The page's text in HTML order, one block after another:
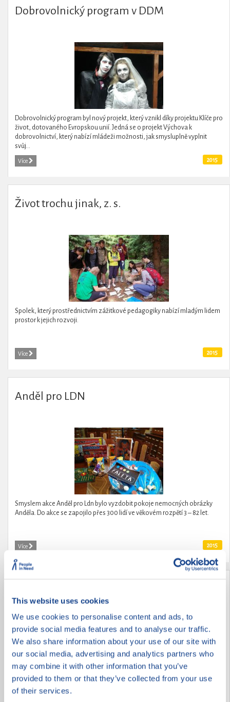
This website uses cookies
We use cookies to personalise content and ads, to
provide social media features and to analyse our traffic.
We also share information about your use of our site with
our social media, advertising and analytics partners who
may combine it with other information that you’ve
provided to them or that they’ve collected from your use
of their services.
Dobrovolnický program v DDM
Dobrovolnický program byl nový projekt, který vznikl díky projektu Klíče pro
život, dotovaného Evropskou unií. Jedná se o projekt Výchova k
dobrovolnictví, který nabízí mládeži možnosti, jak smysluplně vyplnit
svůj...
Více 2015
Život trochu jinak, z. s.
Spolek, který prostřednictvím zážitkové pedagogiky nabízí mladým lidem
prostor k jejich rozvoji.
Více 2015
Anděl pro LDN
Smyslem akce Anděl pro Ldn bylo vyzdobit pokoje nemocných obrázky
Anděla. Do akce se zapojilo přes 300 lidí ve věkovém rozpětí 3 – 82 let.
Více 2015